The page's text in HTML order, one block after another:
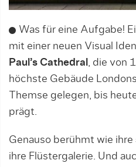
Was für eine Aufgabe!
mit einer neuen Visual
Paul’s Cathedral , die von
höchste Gebäude
Themse gelegen, bis
prägt.
Genauso berühmt wie ihre
ihre Flüstergalerie. Und